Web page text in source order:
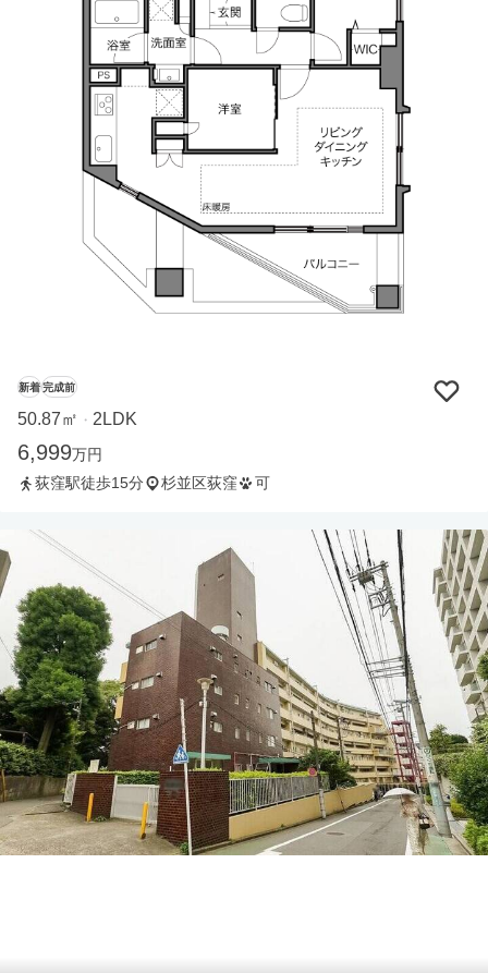
新着 完成前
50.87㎡ ・ 2LDK
6,999万円
荻窪駅徒歩15分
杉並区荻窪 可